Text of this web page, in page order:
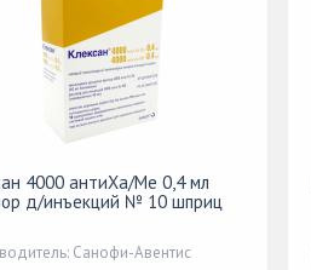
4000 антиХа/Ме 0,4 мл
д/инъекций № 10 шприц
Санофи-Авентис